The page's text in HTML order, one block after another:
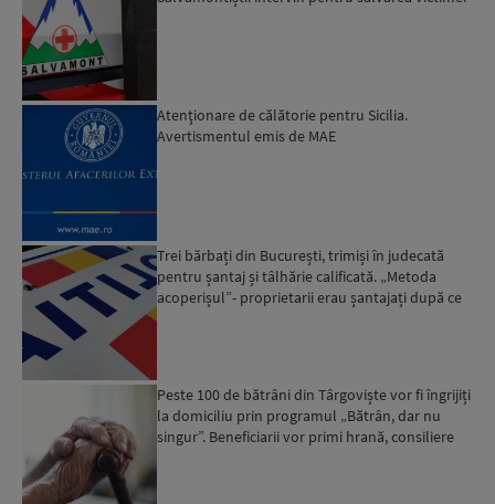
Atenţionare de călătorie pentru Sicilia.
Avertismentul emis de MAE
Trei bărbați din București, trimiși în judecată
pentru șantaj și tâlhărie calificată. „Metoda
acoperișul”- proprietarii erau șantajați după ce
Peste 100 de bătrâni din Târgoviște vor fi îngrijiți
la domiciliu prin programul „Bătrân, dar nu
singur”. Beneficiarii vor primi hrană, consiliere